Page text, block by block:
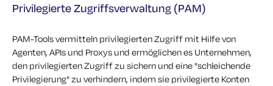
Privilegierte Zugriffsverwaltung (PAM)
PAM-Tools vermitteln privilegierten Zugriff mit Hilfe von
Agenten, APIs und Proxys und ermöglichen es Unternehmen,
den privilegierten Zugriff zu sichern und eine "schleichende
Privilegierung" zu verhindern, indem sie privilegierte Konten